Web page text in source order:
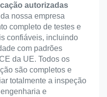
autorizadas
nossa empresa
completo de testes e
confiáveis, incluindo
com padrões
da UE. Todos os
são completos e
totalmente a inspeção
e